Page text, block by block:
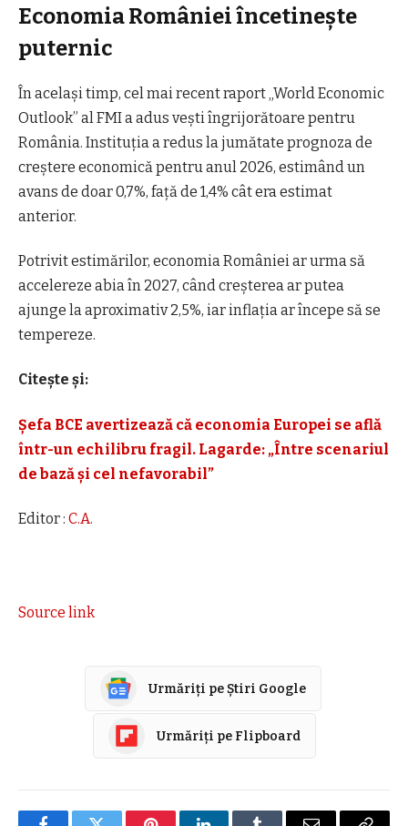
Economia României încetinește
puternic
În același timp, cel mai recent raport „World Economic
Outlook” al FMI a adus vești îngrijorătoare pentru
România. Instituția a redus la jumătate prognoza de
creștere economică pentru anul 2026, estimând un
avans de doar 0,7%, față de 1,4% cât era estimat
anterior.
Potrivit estimărilor, economia României ar urma să
accelereze abia în 2027, când creșterea ar putea
ajunge la aproximativ 2,5%, iar inflația ar începe să se
tempereze.
Citește și:
Șefa BCE avertizează că economia Europei se află
într-un echilibru fragil. Lagarde: „Între scenariul
de bază și cel nefavorabil”
Editor : C.A.
Source link
Urmăriți pe Știri Google
Urmăriți pe Flipboard